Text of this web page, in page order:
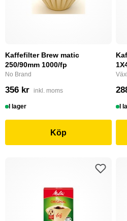
Kaffefilter Brew matic
250/90mm 1000/fp
No Brand
356 kr inkl. moms
I lager
Köp
I